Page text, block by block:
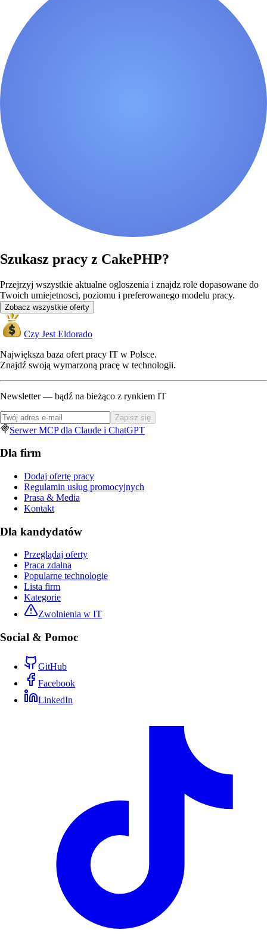
Szukasz pracy z CakePHP?
Przejrzyj wszystkie aktualne ogloszenia i znajdz role dopasowane do
Twoich umiejetnosci, poziomu i preferowanego modelu pracy.
Zobacz wszystkie oferty
Czy Jest Eldorado
Największa baza ofert pracy IT w Polsce.
Znajdź swoją wymarzoną pracę w technologii.
Newsletter — bądź na bieżąco z rynkiem IT
Zapisz się
Serwer MCP dla Claude i ChatGPT
Dla firm
Dodaj ofertę pracy
Regulamin usług promocyjnych
Prasa & Media
Kontakt
Dla kandydatów
Przeglądaj oferty
Praca zdalna
Popularne technologie
Lista firm
Kategorie
Zwolnienia w IT
Social & Pomoc
GitHub
Facebook
LinkedIn